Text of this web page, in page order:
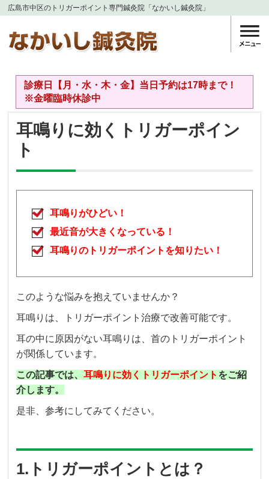
広島市中区のトリガーポイント専門鍼灸院「なかいし鍼灸院」
診療日【月・水・木・金】当日予約は17時まで！
※金曜臨時休診中
耳鳴りに効くトリガーポイン
ト
耳鳴りがひどい！
最近音が大きくなっている！
耳鳴りのトリガーポイントを知りたい！
このような悩みを抱えていませんか？
耳鳴りは、トリガーポイント治療で改善可能です。
耳の中に原因がない耳鳴りは、首のトリガーポイント
が関係しています。
この記事では、耳鳴りに効くトリガーポイント をご紹
介します。
是非、参考にしてみてください。
1.トリガーポイントとは？